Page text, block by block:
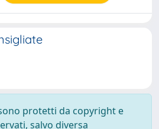
protetti da copyright e
salvo diversa